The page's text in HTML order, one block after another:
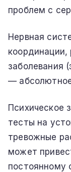
проблем с
Нервная
координации,
заболевания
—
Психическое
тесты на
тревожные
может
постоянному